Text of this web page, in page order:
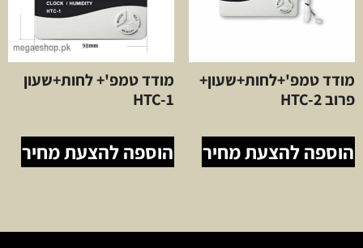
מודד טמפ'+לחות+שעון+
פרוב HTC-2
הוספה להצעת מחיר
מודד טמפ'+ לחות+שעון
HTC-1
הוספה להצעת מחיר